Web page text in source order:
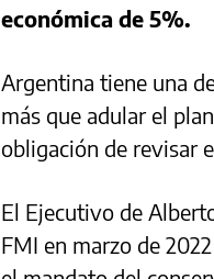
económica de 5%.
Argentina tiene una
más que adular el
obligación de revisar
El Ejecutivo de
FMI en marzo de